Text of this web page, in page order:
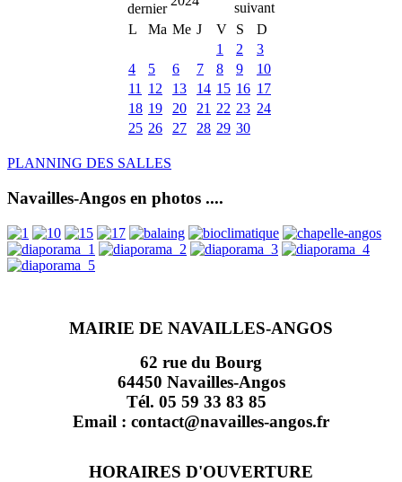
L
Ma Me J V S
D
1
2
3
4
5 6 7 8 9
10
11
12 13 14 15 16 17
18 19 20 21 22 23 24
25 26 27 28 29 30
PLANNING DES SALLES
Navailles-Angos en photos ....
MAIRIE DE NAVAILLES-ANGOS
62 rue du Bourg
64450 Navailles-Angos
Tél. 05 59 33 83 85
Email : contact@navailles-angos.fr
HORAIRES D'OUVERTURE